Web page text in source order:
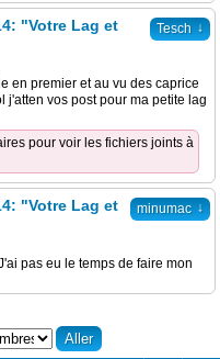
Tesch ↓
"Votre Lag et
en premier et au vu des caprice
j'atten vos post pour ma petite lag
pour voir les fichiers joints à
minumac ↓
"Votre Lag et
pas eu le temps de faire mon